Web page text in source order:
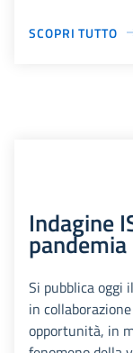
SCOPRI TUTTO
Indagine
Si pubblica oggi
in
opportunità, in